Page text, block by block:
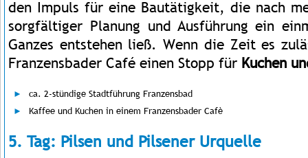
den Impuls für eine Bautätigkeit, die nach
sorgfältiger Planung und Ausführung ein
Ganzes entstehen ließ. Wenn die Zeit es
Franzensbader Café einen Stopp für Kuchen
ca. 2-stündige Stadtführung Franzensbad
Kaffee und Kuchen in einem Franzensbader Cafè
5. Tag: Pilsen und Pilsener Urquelle